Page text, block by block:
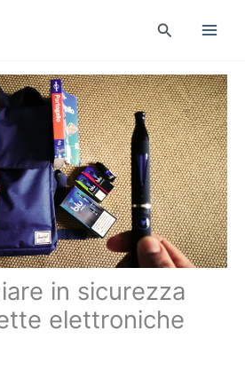
Cerca
in sicurezza
elettroniche